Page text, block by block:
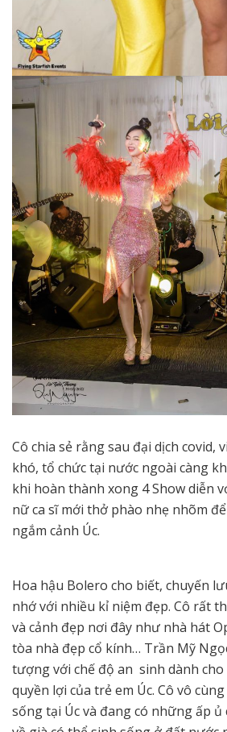
Cô chia sẻ rằng sau đại dịch covid,
khó, tổ chức tại nước ngoài càng
khi hoàn thành xong 4 Show diễn
nữ ca sĩ mới thở phào nhẹ nhõm
ngắm cảnh Úc.
Hoa hậu Bolero cho biết, chuyến
nhớ với nhiều kỉ niệm đẹp. Cô rất
và cảnh đẹp nơi đây như nhà hát
tòa nhà đẹp cổ kính… Trần Mỹ
tượng với chế độ an sinh dành
quyền lợi của trẻ em Úc. Cô vô
sống tại Úc và đang có những ấp